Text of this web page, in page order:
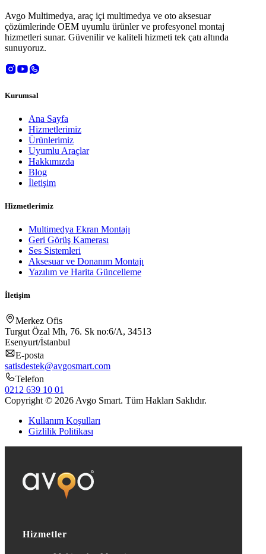
Avgo Multimedya, araç içi multimedya ve oto aksesuar
çözümlerinde OEM uyumlu ürünler ve profesyonel montaj
hizmetleri sunar. Güvenilir ve kaliteli hizmeti tek çatı altında
sunuyoruz.
Kurumsal
Ana Sayfa
Hizmetlerimiz
Ürünlerimiz
Uyumlu Araçlar
Hakkımızda
Blog
İletişim
Hizmetlerimiz
Multimedya Ekran Montajı
Geri Görüş Kamerası
Ses Sistemleri
Aksesuar ve Donanım Montajı
Yazılım ve Harita Güncelleme
İletişim
Merkez Ofis
Turgut Özal Mh, 76. Sk no:6/A, 34513
Esenyurt/İstanbul
E-posta
satisdestek@avgosmart.com
Telefon
0212 639 10 01
Copyright © 2026 Avgo Smart. Tüm Hakları Saklıdır.
Kullanım Koşulları
Gizlilik Politikası
Hizmetler